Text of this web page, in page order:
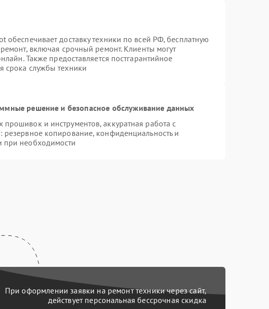
обеспечивает доставку техники по всей РФ, бесплатную
включая срочный ремонт. Клиенты могут
Также предоставляется постгарантийное
срока службы техники
решение и безопасное обслуживание данных
и инструментов, аккуратная работа с
резервное копирование, конфиденциальность и
при необходимости
При оформлении заявки на ремонт техники через сайт,
действует персональная бессрочная скидка